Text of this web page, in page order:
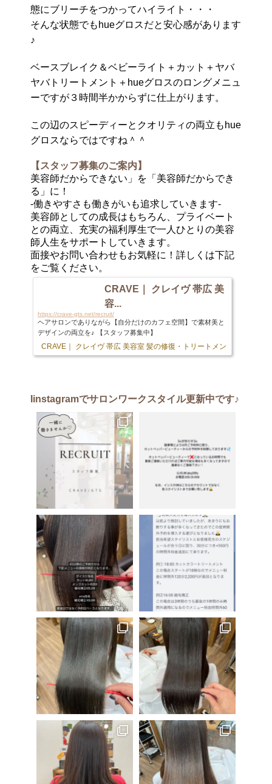
態にブリーチをつかってハイライト・・・
そんな状態でもhueグロスだと安心感があります
♪
ベースブレイク＆ベビーライト＋カット＋ヤバ
ヤバトリートメント＋hueグロスのロングメニュ
ーですが３時間半かからずに仕上がります。
この辺のスピーディーとクオリティの両立もhue
グロスならではですね＾＾
【スタッフ募集のご案内】
美容師だからできない」を「美容師だからでき
る」に！
-働きやすさも働きがいも追求していきます-
美容師としての成長はもちろん、プライベート
との両立、充実の福利厚生で一人ひとりの美容
師人生をサポートしていきます。
面接やお問い合わせもお気軽に！詳しくは下記
をご覧ください。
CRAVE｜ クレイヴ 帯広 美
容...
https://crave-gts.net/recruit/
ヘアサロンでありながら【自分だけのカフェ空間】で素材美と
デザインの両立を♪ 【スタッフ募集中】
CRAVE｜ クレイヴ 帯広 美容室 髪の修復・トリートメント専門店
Iinstagramでサロンワークスタイル更新中です♪